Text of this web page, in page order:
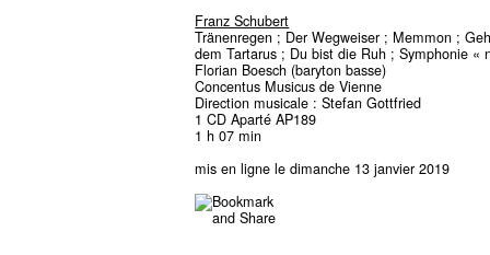
Franz Schubert
Tränenregen ; Der Wegweiser ; Memmon ;
dem Tartarus ; Du bist die Ruh ; Symphonie «
Florian Boesch (baryton basse)
Concentus Musicus de Vienne
Direction musicale : Stefan Gottfried
1 CD Aparté AP189
1 h 07 min
mis en ligne le dimanche 13 janvier 2019